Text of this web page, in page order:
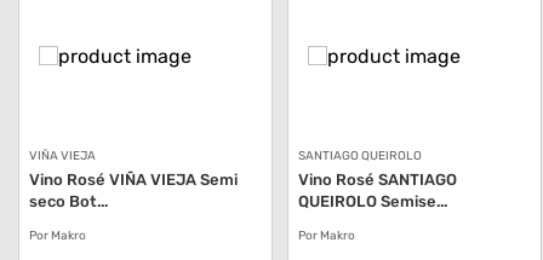
VIÑA VIEJA
Vino Rosé VIÑA VIEJA Semi
seco Bot...
Por Makro
SANTIAGO QUEIROLO
Vino Rosé SANTIAGO
QUEIROLO Semise...
Por Makro